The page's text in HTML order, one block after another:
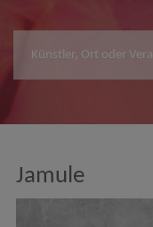
Jamule